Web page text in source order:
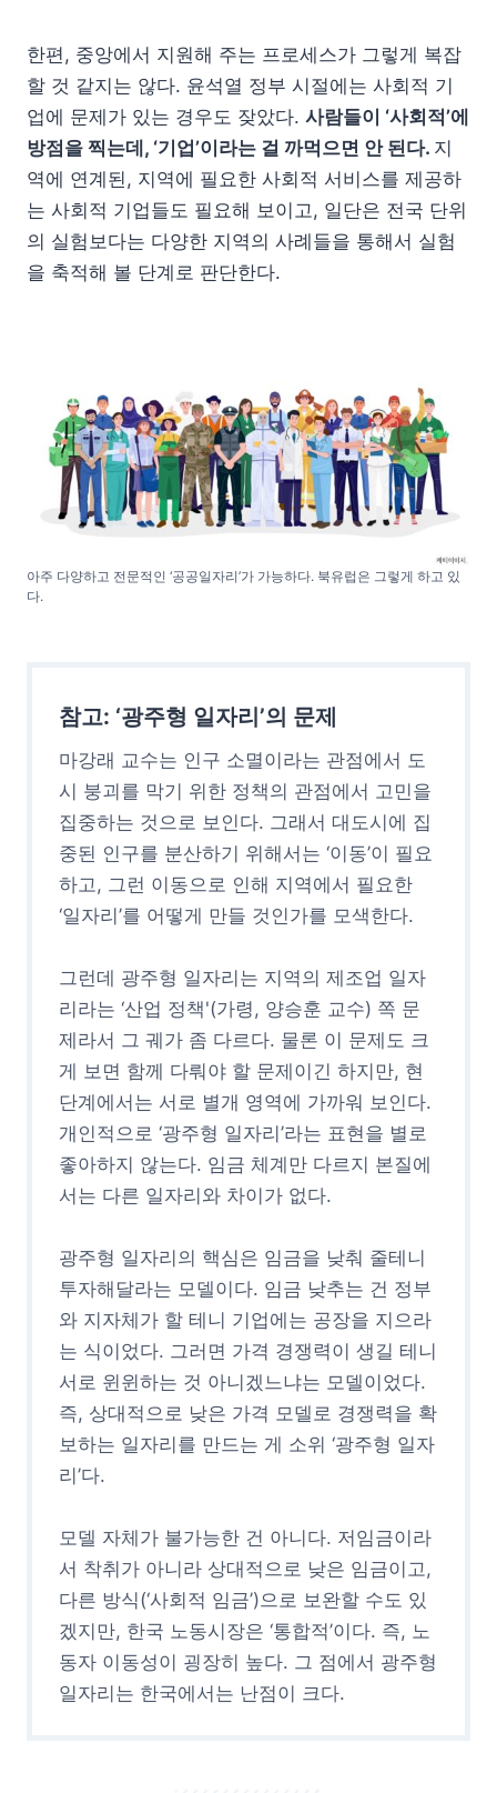
한편, 중앙에서 지원해 주는 프로세스가 그렇게 복잡
할 것 같지는 않다. 윤석열 정부 시절에는 사회적 기
업에 문제가 있는 경우도 잦았다. 사람들이 ‘사회적’에
방점을 찍는데, ‘기업’이라는 걸 까먹으면 안 된다. 지
역에 연계된, 지역에 필요한 사회적 서비스를 제공하
는 사회적 기업들도 필요해 보이고, 일단은 전국 단위
의 실험보다는 다양한 지역의 사례들을 통해서 실험
을 축적해 볼 단계로 판단한다.
아주 다양하고 전문적인 ‘공공일자리’가 가능하다. 북유럽은 그렇게 하고 있
다.
참고: ‘광주형 일자리’의 문제
마강래 교수는 인구 소멸이라는 관점에서 도
시 붕괴를 막기 위한 정책의 관점에서 고민을
집중하는 것으로 보인다. 그래서 대도시에 집
중된 인구를 분산하기 위해서는 ‘이동’이 필요
하고, 그런 이동으로 인해 지역에서 필요한
‘일자리’를 어떻게 만들 것인가를 모색한다.
그런데 광주형 일자리는 지역의 제조업 일자
리라는 ‘산업 정책'(가령, 양승훈 교수) 쪽 문
제라서 그 궤가 좀 다르다. 물론 이 문제도 크
게 보면 함께 다뤄야 할 문제이긴 하지만, 현
단계에서는 서로 별개 영역에 가까워 보인다.
개인적으로 ‘광주형 일자리’라는 표현을 별로
좋아하지 않는다. 임금 체계만 다르지 본질에
서는 다른 일자리와 차이가 없다.
광주형 일자리의 핵심은 임금을 낮춰 줄테니
투자해달라는 모델이다. 임금 낮추는 건 정부
와 지자체가 할 테니 기업에는 공장을 지으라
는 식이었다. 그러면 가격 경쟁력이 생길 테니
서로 윈윈하는 것 아니겠느냐는 모델이었다.
즉, 상대적으로 낮은 가격 모델로 경쟁력을 확
보하는 일자리를 만드는 게 소위 ‘광주형 일자
리’다.
모델 자체가 불가능한 건 아니다. 저임금이라
서 착취가 아니라 상대적으로 낮은 임금이고,
다른 방식(‘사회적 임금’)으로 보완할 수도 있
겠지만, 한국 노동시장은 ‘통합적’이다. 즉, 노
동자 이동성이 굉장히 높다. 그 점에서 광주형
일자리는 한국에서는 난점이 크다.